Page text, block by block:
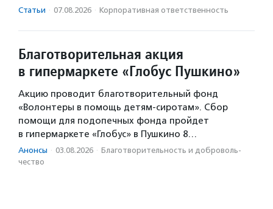
Статьи · 07.08.2026 · Корпоративная ответственность
Благотворительная акция
в гипермаркете «Глобус Пушкино»
Акцию проводит благотворительный фонд
«Волонтеры в помощь детям-сиротам». Сбор
помощи для подопечных фонда пройдет
в гипермаркете «Глобус» в Пушкино 8…
Анонсы · 03.08.2026 · Благотвори­тель­ность и доброволь­
чест­во